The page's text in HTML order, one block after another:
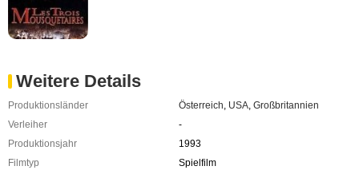
Weitere Details
Produktionsländer Österreich, USA, Großbritannien
Verleiher
-
Produktionsjahr
1993
Filmtyp
Spielfilm